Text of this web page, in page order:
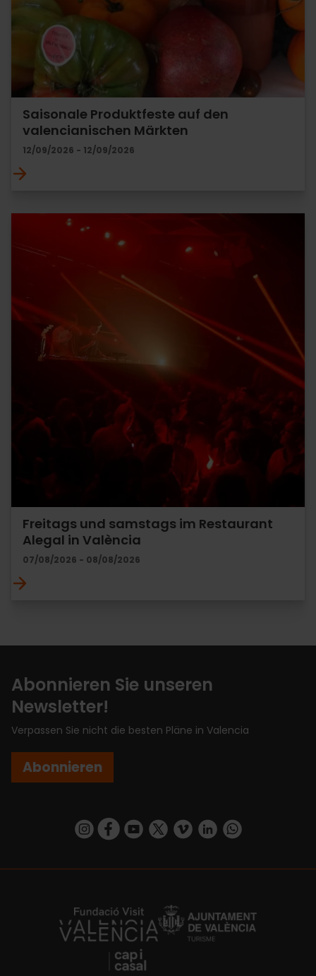
Saisonale Produktfeste auf den
valencianischen Märkten
12/09/2026 - 12/09/2026
Freitags und samstags im Restaurant
Alegal in València
07/08/2026 - 08/08/2026
Abonnieren Sie unseren
Newsletter!
Verpassen Sie nicht die besten Pläne in Valencia
Abonnieren
https://www.instagram.com/visit_valencia/
https://www.facebook.com/
https://www.youtube.com/user/
https://twitter.com/_VivaValencia
https://vimeo.com/
https://www.linkedin.com/company/turismo-valencia/https://api.whatsapp.com/send/
https://fundacion.visitvalencia.com/